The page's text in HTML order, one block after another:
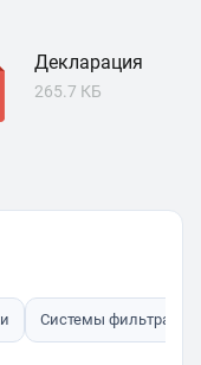
Декларация
265.7 КБ
Системы фильтрации